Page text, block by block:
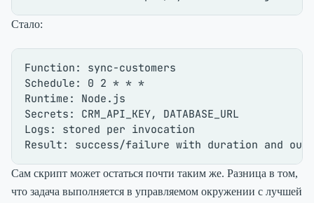
Стало:
Function: sync-customers
Schedule: 0 2 * * *
Runtime: Node.js
Secrets: CRM_API_KEY, DATABASE_URL
Logs: stored per invocation
Сам скрипт может остаться почти таким же. Разница в том,
что задача выполняется в управляемом окружении с лучшей